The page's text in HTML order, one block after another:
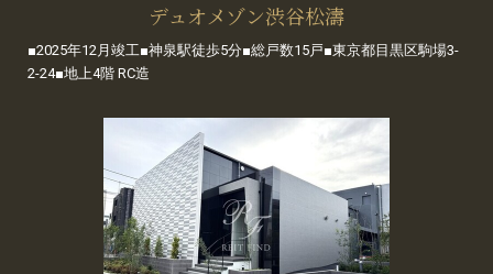
デュオメゾン渋谷松濤
■2025年12月竣工■神泉駅徒歩5分■総戸数15戸■東京都目黒区駒場3-
2-24■地上4階 RC造